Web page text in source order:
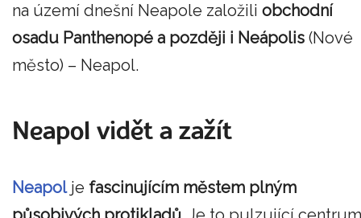
na území dnešní Neapole založili obchodní
osadu Panthenopé a později i Neápolis (Nové
město) – Neapol.
Neapol vidět a zažít
Neapolje fascinujícím městem plným